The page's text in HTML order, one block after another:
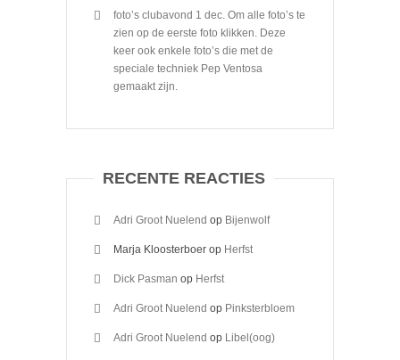
foto’s clubavond 1 dec. Om alle foto’s te
zien op de eerste foto klikken. Deze
keer ook enkele foto’s die met de
speciale techniek Pep Ventosa
gemaakt zijn.
RECENTE REACTIES
Adri Groot Nuelend op Bijenwolf
Marja Kloosterboer op Herfst
Dick Pasman op Herfst
Adri Groot Nuelend op Pinksterbloem
Adri Groot Nuelend op Libel(oog)